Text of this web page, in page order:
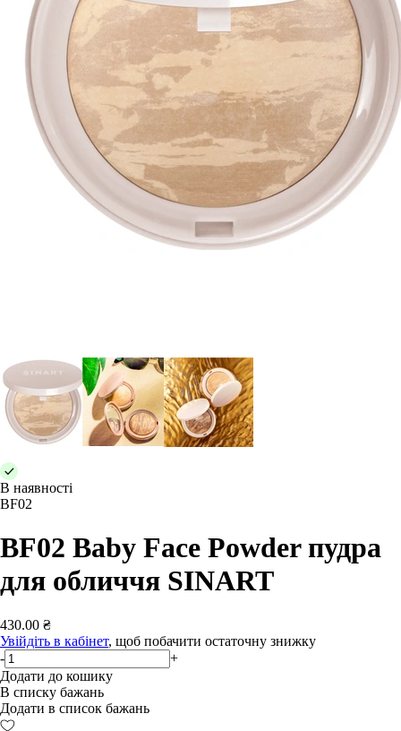
В наявності
BF02
BF02 Baby Face Powder пудра
для обличчя SINART
430.00 ₴
Увійдіть в кабінет, щоб побачити остаточну знижку
-
+
Додати до кошику
В списку бажань
Додати в список бажань